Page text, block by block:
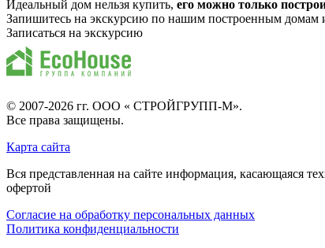
Идеальный дом нельзя купить, его можно только
Запишитесь на экскурсию по нашим построенным домам
Записаться на экскурсию
© 2007-2026 гг. ООО « СТРОЙГРУПП-М».
Все права защищены.
Карта сайта
Вся представленная на сайте информация, касающаяся
офертой
Согласие на обработку персональных данных
Политика конфиденциальности